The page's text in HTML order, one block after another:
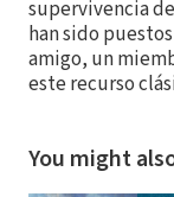
supervivencia
han sido
amigo, un
este recurso
You might